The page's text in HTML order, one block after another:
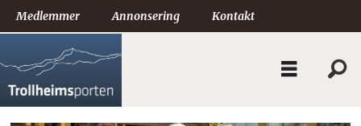
Medlemmer Annonsering Kontakt